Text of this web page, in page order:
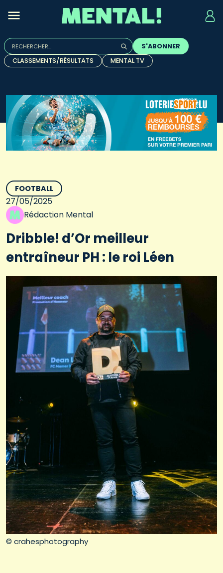
Rechercher :
Quand les résultats de l'auto-complétion sont
S'ABONNER
CLASSEMENTS/RÉSULTATS
MENTAL TV
© crahesphotography
FOOTBALL
27/05/2025
Rédaction Mental
Dribble! d’Or meilleur
entraîneur PH : le roi Léen